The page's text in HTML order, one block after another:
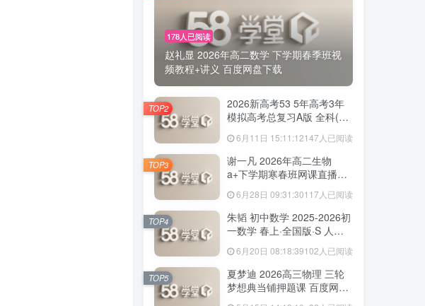
178人已阅读
赵礼显 2026年高二数学 下学期春季班视
频教程+讲义 百度网盘下载
2026新高考53 5年高考3年
模拟高考总复习A版 全科(无
6月11日 15:11:12147人已阅读
TOP2
谢一凡 2026年高二生物
a+下学期寒春班网课直播教
6月28日 09:31:30117人已阅读
TOP3
朱韬 初中数学 2025-2026初
一数学 春上·全国版·S 人教
6月20日 08:18:39102人已阅读
TOP4
夏梦迪 2026高三物理 三轮
梦想典当铺押题课 百度网盘
TOP5